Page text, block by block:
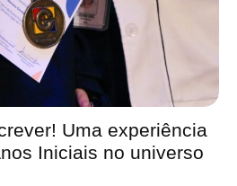
Uma experiência
Iniciais no universo